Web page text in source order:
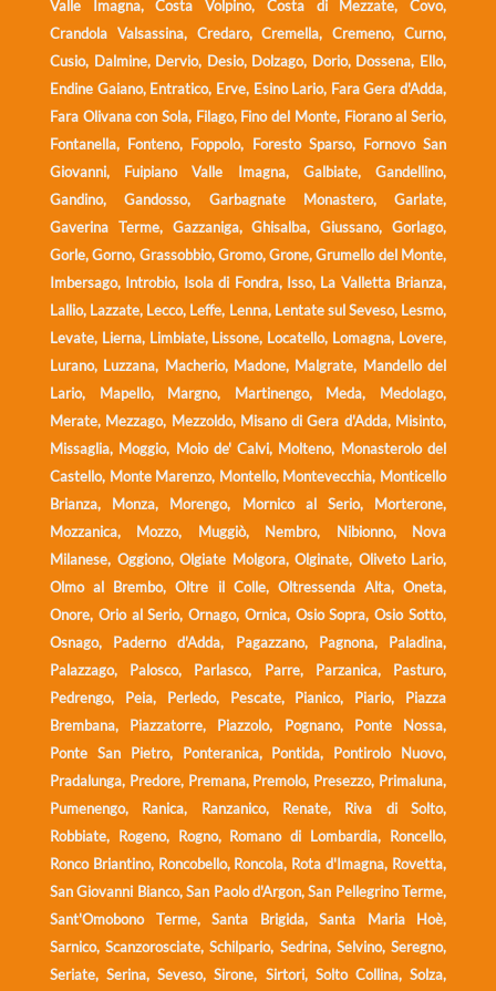
Valle Imagna, Costa Volpino, Costa di Mezzate, Covo,
Crandola Valsassina, Credaro, Cremella, Cremeno, Curno,
Cusio, Dalmine, Dervio, Desio, Dolzago, Dorio, Dossena, Ello,
Endine Gaiano, Entratico, Erve, Esino Lario, Fara Gera d'Adda,
Fara Olivana con Sola, Filago, Fino del Monte, Fiorano al Serio,
Fontanella, Fonteno, Foppolo, Foresto Sparso, Fornovo San
Giovanni, Fuipiano Valle Imagna, Galbiate, Gandellino,
Gandino, Gandosso, Garbagnate Monastero, Garlate,
Gaverina Terme, Gazzaniga, Ghisalba, Giussano, Gorlago,
Gorle, Gorno, Grassobbio, Gromo, Grone, Grumello del Monte,
Imbersago, Introbio, Isola di Fondra, Isso, La Valletta Brianza,
Lallio, Lazzate, Lecco, Leffe, Lenna, Lentate sul Seveso, Lesmo,
Levate, Lierna, Limbiate, Lissone, Locatello, Lomagna, Lovere,
Lurano, Luzzana, Macherio, Madone, Malgrate, Mandello del
Lario, Mapello, Margno, Martinengo, Meda, Medolago,
Merate, Mezzago, Mezzoldo, Misano di Gera d'Adda, Misinto,
Missaglia, Moggio, Moio de' Calvi, Molteno, Monasterolo del
Castello, Monte Marenzo, Montello, Montevecchia, Monticello
Brianza, Monza, Morengo, Mornico al Serio, Morterone,
Mozzanica, Mozzo, Muggiò, Nembro, Nibionno, Nova
Milanese, Oggiono, Olgiate Molgora, Olginate, Oliveto Lario,
Olmo al Brembo, Oltre il Colle, Oltressenda Alta, Oneta,
Onore, Orio al Serio, Ornago, Ornica, Osio Sopra, Osio Sotto,
Osnago, Paderno d'Adda, Pagazzano, Pagnona, Paladina,
Palazzago, Palosco, Parlasco, Parre, Parzanica, Pasturo,
Pedrengo, Peia, Perledo, Pescate, Pianico, Piario, Piazza
Brembana, Piazzatorre, Piazzolo, Pognano, Ponte Nossa,
Ponte San Pietro, Ponteranica, Pontida, Pontirolo Nuovo,
Pradalunga, Predore, Premana, Premolo, Presezzo, Primaluna,
Pumenengo, Ranica, Ranzanico, Renate, Riva di Solto,
Robbiate, Rogeno, Rogno, Romano di Lombardia, Roncello,
Ronco Briantino, Roncobello, Roncola, Rota d'Imagna, Rovetta,
San Giovanni Bianco, San Paolo d'Argon, San Pellegrino Terme,
Sant'Omobono Terme, Santa Brigida, Santa Maria Hoè,
Sarnico, Scanzorosciate, Schilpario, Sedrina, Selvino, Seregno,
Seriate, Serina, Seveso, Sirone, Sirtori, Solto Collina, Solza,